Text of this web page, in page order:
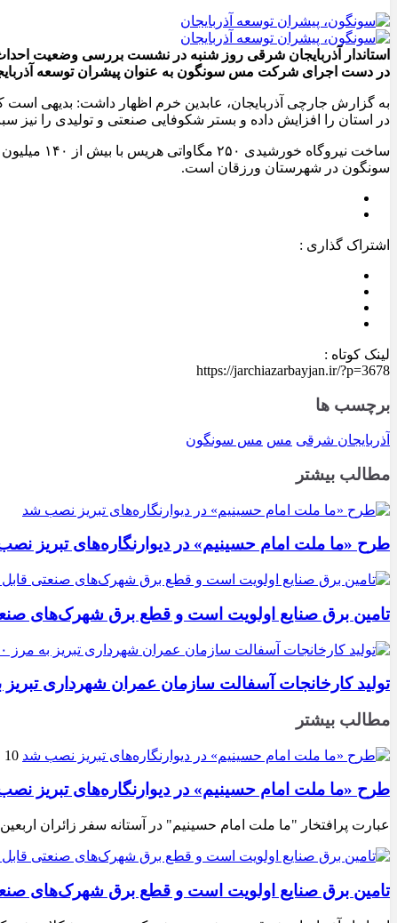
استاندار آذربایجان شرقی روز شنبه در نشست بررسی وضعیت
در دست اجرای شرکت مس سونگون به عنوان پیشران توسعه
به گزارش جارچی آذربایجان، عابدین خرم اظهار داشت: بدیهی است
در استان را افزایش داده و بستر شکوفایی صنعتی و تولیدی را نیز
ساخت
سونگون در شهرستان ورزقان است.
اشتراک گذاری :
لینک کوتاه :
https://jarchiazarbayjan.ir/?p=3678
برچسب ها
آذربایجان شرقی مس مس سونگون
مطالب بیشتر
طرح «ما ملت امام حسینیم» در دیوارنگاره‌های تبریز
تامین برق صنایع اولویت است و قطع برق شهرک‌های
تولید کارخانجات آسفالت سازمان عمران شهرداری تبریز به مرز ۱۰۰ هزار تن
مطالب بیشتر
10 مرداد 1405
طرح «ما ملت امام حسینیم» در دیوارنگاره‌های تبریز
عبارت پرافتخار "ما ملت امام حسینیم" در آستانه سفر زائران
تامین برق صنایع اولویت است و قطع برق شهرک‌های